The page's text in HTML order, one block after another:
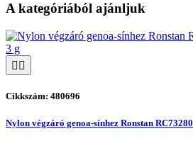
A kategóriából ajánljuk
Cikkszám: 480696
Nylon végzáró genoa-sínhez Ronstan RC73280